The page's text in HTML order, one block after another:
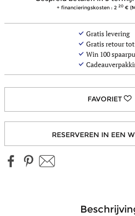
+ financieringskosten : 2 20
Gratis levering
Gratis retour tot
Win 100
RESERVEREN IN EEN